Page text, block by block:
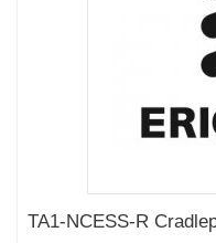
TA1-NCESS-R